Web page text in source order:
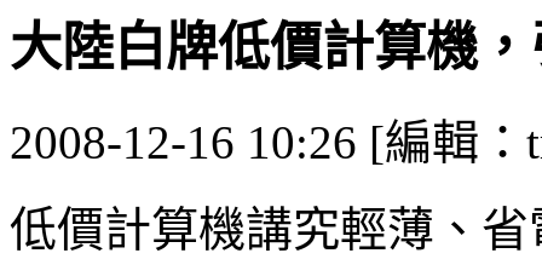
大陸白牌低價計算機
2008-12-16 10:26 [編輯：
低價計算機講究輕薄、